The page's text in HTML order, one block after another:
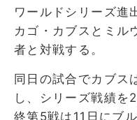
ワールドシリーズ進
カゴ・カブスとミル
者と対戦する。
同日の試合でカブス
し、シリーズ戦績を
終第5戦は11日にブ